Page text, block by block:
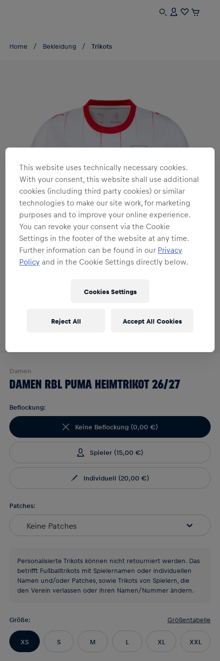
Home Bekleidung Trikots
Damen
DAMEN RBL PUMA HEIMTRIKOT 26/27
Beflockung:
Keine Beflockung(0,00 €)
Spieler(15,00 €)
Individuell (20,00 €)
Patches:
Keine Patches
Personalisierte Trikots können nicht retourniert werden. Das
betrifft Fußballtrikots mit Spielernamen oder individuellen
Namen und/oder Patches, sowie Trikots von Spielern, die
den Verein verlassen oder ihren Namen/Nummer ändern.
Größe: Größentabelle
XS S M L XL XXL
This website uses technically necessary cookies.
With your consent, this website shall use additional
cookies (including third party cookies) or similar
technologies to make our site work, for marketing
purposes and to improve your online experience.
You can revoke your consent via the Cookie
Settings in the footer of the website at any time.
Further information can be found in our Privacy
Policy and in the Cookie Settings directly below.
Cookies Settings
Reject All Accept All Cookies